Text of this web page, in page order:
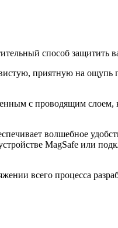
способ защитить
приятную на
с проводящим слоем,
волшебное
MagSafe или
всего процесса